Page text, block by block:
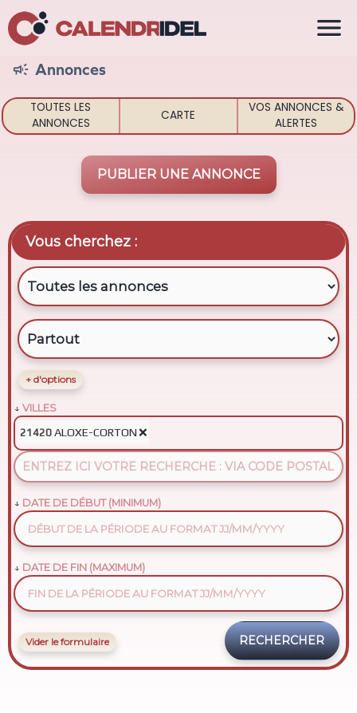
 Annonces
TOUTES LES
ANNONCES
CARTE
VOS ANNONCES &
ALERTES
PUBLIER UNE ANNONCE
Vous cherchez :
+ d'options
VILLES
21420 ALOXE-CORTON❌
DATE DE DÉBUT (MINIMUM)
DATE DE FIN (MAXIMUM)
Vider le formulaire
